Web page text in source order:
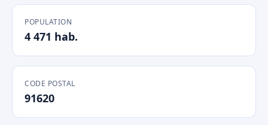
POPULATION
4 471 hab.
CODE POSTAL
91620